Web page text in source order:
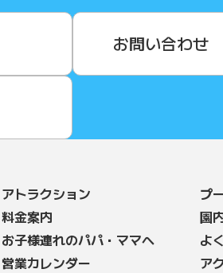
お問い合わせ
アトラクション
料⾦案内
お子様連れのパパ・ママへ
営業カレンダー
プ
園
よ
ア